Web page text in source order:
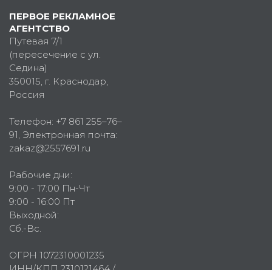
ПЕРВОЕ РЕКЛАМНОЕ
АГЕНТСТВО
Путевая 7/1
(пересечение с ул.
Седина)
350015, г. Краснодар,
Россия
Телефон: +7 861 255–76–
91, Электронная почта:
zakaz@2557691.ru
Рабочие дни:
9:00 - 17:00 Пн-Чт
9:00 - 16:00 Пт
Выходной:
Сб.-Вс.
ОГРН 1072310001235